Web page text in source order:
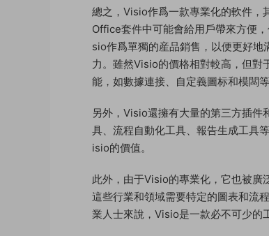
總之，Visio作爲一款專業化的軟件，
Office套件中可能會給用戶帶來方便
sio作爲單獨的産品銷售，以便更好
力。雖然Visio的價格相對較高，但對
能，如數據連接、自定義圖标和模闆
另外，Visio還擁有大量的第三方插件
具、流程自動化工具、報告生成工具
isio的價值。
此外，由于Visio的專業化，它也被廣
這些行業和領域需要特定的圖表和流
業人士來說，Visio是一款必不可少的